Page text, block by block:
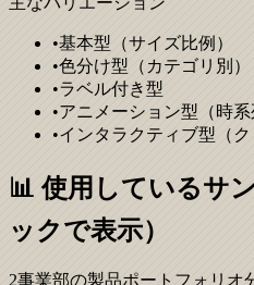
•基本型（サイズ比例）
•色分け型（カテゴリ別）
•ラベル付き型
•アニメーション型（時系
•インタラクティブ型（ク
📊 使用しているサ
ックで表示）
2事業部の製品ポートフォリオ